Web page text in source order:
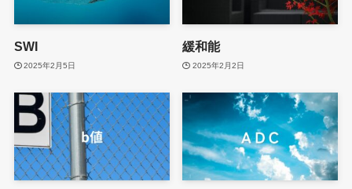
SWI
2025年2月5日
緩和能
2025年2月2日